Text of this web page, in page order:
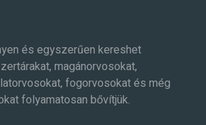
és egyszerűen kereshet
magánorvosokat,
fogorvosokat és még
folyamatosan bővítjük.